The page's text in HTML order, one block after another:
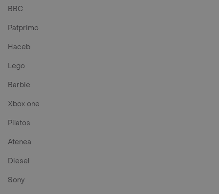
BBC
Patprimo
Haceb
Lego
Barbie
Xbox one
Pilatos
Atenea
Diesel
Sony